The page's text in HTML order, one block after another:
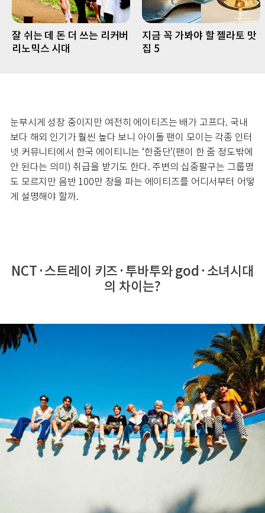
잘 쉬는 데 돈 더 쓰는 리커버
리노믹스 시대
지금 꼭 가봐야 할 젤라토 맛
집 5
눈부시게 성장 중이지만 여전히 에이티즈는 배가 고프다. 국내
보다 해외 인기가 훨씬 높다 보니 아이돌 팬이 모이는 각종 인터
넷 커뮤니티에서 한국 에이티니는 ‘한줌단’(팬이 한 줌 정도밖에
안 된다는 의미) 취급을 받기도 한다. 주변의 십중팔구는 그룹명
도 모르지만 음반 100만 장을 파는 에이티즈를 어디서부터 어떻
게 설명해야 할까.
NCT·스트레이 키즈·투바투와 god·소녀시대
의 차이는?